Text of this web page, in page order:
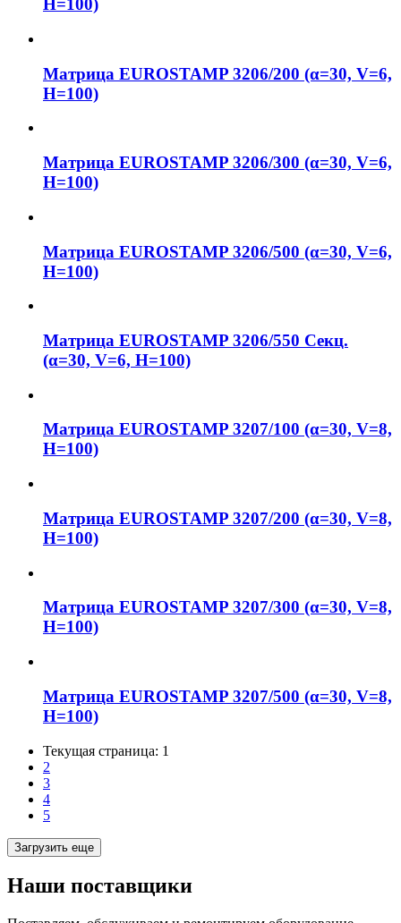
H=100)
Матрица EUROSTAMP 3206/200 (α=30, V=6,
H=100)
Матрица EUROSTAMP 3206/300 (α=30, V=6,
H=100)
Матрица EUROSTAMP 3206/500 (α=30, V=6,
H=100)
Матрица EUROSTAMP 3206/550 Секц.
(α=30, V=6, H=100)
Матрица EUROSTAMP 3207/100 (α=30, V=8,
H=100)
Матрица EUROSTAMP 3207/200 (α=30, V=8,
H=100)
Матрица EUROSTAMP 3207/300 (α=30, V=8,
H=100)
Матрица EUROSTAMP 3207/500 (α=30, V=8,
H=100)
Текущая страница: 1
2
3
4
5
Загрузить еще
Наши поставщики